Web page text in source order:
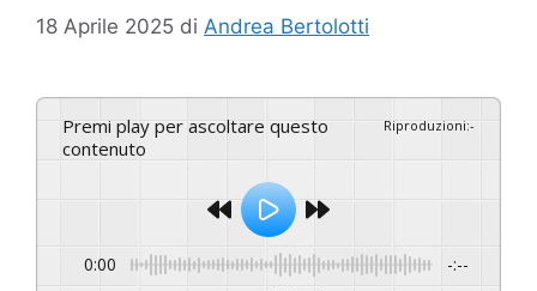
18 Aprile 2025 di Andrea Bertolotti
Premi play per ascoltare questo
contenuto
Riproduzioni:-
0:00 -:--